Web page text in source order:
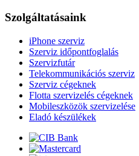
Szolgáltatásaink
iPhone szerviz
Szerviz időpontfoglalás
Szervizfutár
Telekommunikációs szerviz
Szerviz cégeknek
Flotta szervizelés cégeknek
Mobileszközök szervizelése
Eladó készülékek